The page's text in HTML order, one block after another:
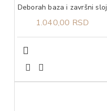
Deborah baza i završni sloj
1.040,00 RSD